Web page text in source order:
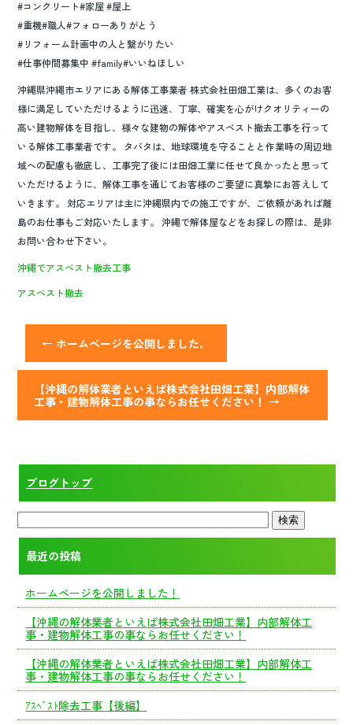
#コンクリート#家屋 #屋上
#重機#職人#フォローありがとう
#リフォーム計画中の人と繋がりたい
#仕事仲間募集中 #family#いいねほしい
沖縄県沖縄市エリアにある解体工事業者 株式会社田畑工業は、多くのお客
様に満足していただけるように迅速、丁寧、確実を心がけクオリティーの
高い建物解体を目指し、様々な建物の解体やアスベスト撤去工事を行って
いる解体工事業者です。 タバタは、地球環境を守ることと作業時の周辺地
域への配慮も徹底し、工事完了後には田畑工業に任せて良かったと思って
いただけるように、解体工事を通じてお客様のご要望に真摯にお答えして
いきます。 対応エリアは主に沖縄県内での施工ですが、ご依頼があれば離
島のお仕事もご対応いたします。 沖縄で解体屋などをお探しの際は、是非
お問い合わせ下さい。
沖縄でアスベスト撤去工事
アスベスト撤去
← ホームページを公開しました。
【沖縄の解体業者といえば株式会社田畑工業】内部解体
工事・建物解体工事の事ならお任せください！ →
ブログトップ
最近の投稿
ホームページを公開しました！
【沖縄の解体業者といえば株式会社田畑工業】内部解体工
事・建物解体工事の事ならお任せください！
【沖縄の解体業者といえば株式会社田畑工業】内部解体工
事・建物解体工事の事ならお任せください！
ｱｽﾍﾞｽﾄ除去工事【後編】